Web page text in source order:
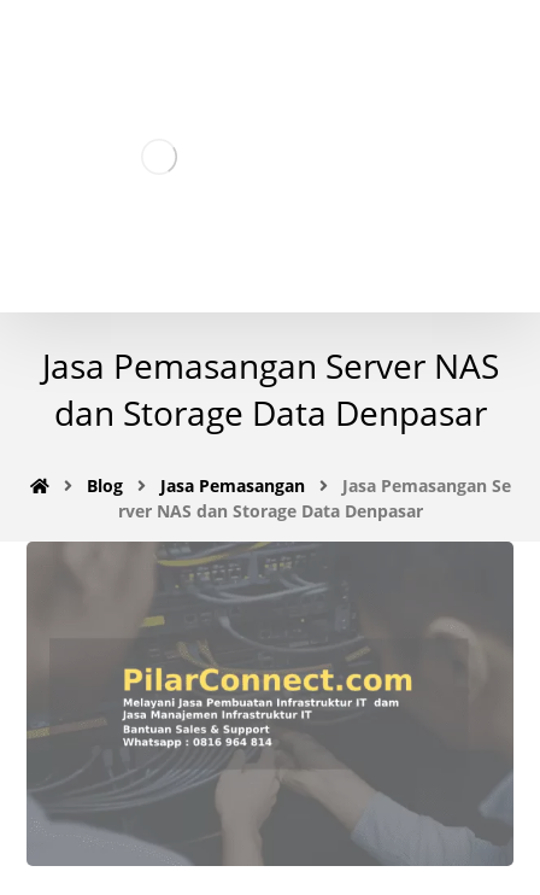
Jasa Pemasangan Server NAS
dan Storage Data Denpasar
Blog Jasa Pemasangan
Jasa Pemasangan Se
rver NAS dan Storage Data Denpasar